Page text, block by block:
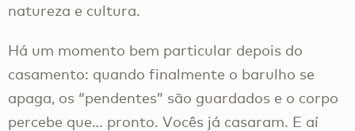
natureza e cultura.
Há um momento bem particular depois do
casamento: quando finalmente o barulho se
apaga, os “pendentes” são guardados e o corpo
percebe que… pronto. Vocês já casaram. E aí